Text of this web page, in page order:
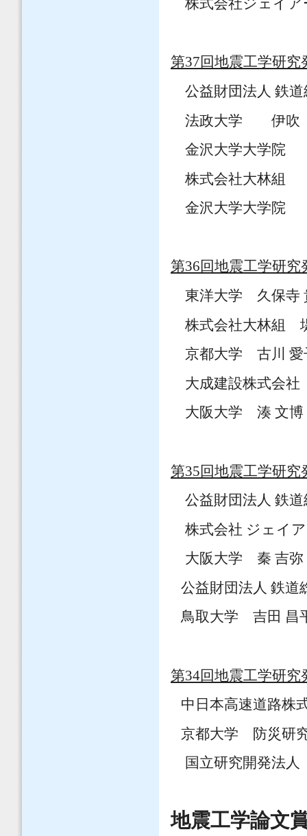
株式会社ジェイ
第37回地震工学研究
公益財団法人 鉄
法政大学 伊吹
金沢大学大学
株式会社大林
金沢大学大学
第36回地震工学研究
東洋大学 久保寺
株式会社大林組
京都大学 古川 愛
大成建設株式会
大阪大学 湊 文博
第35回地震工学研究
公益財団法人 鉄道
株式会社 ジェイ
大阪大学 秦 吉弥
公益財団法人 鉄
鳥取大学 吉田 昌
第34回地震工学研究
中日本高速道
京都大学 防
国立研究開発法
地震工学論文